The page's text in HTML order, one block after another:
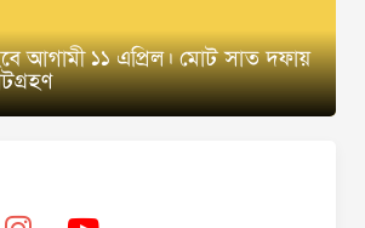
আগামী ১১ এপ্রিল। মোট সাত দফায়